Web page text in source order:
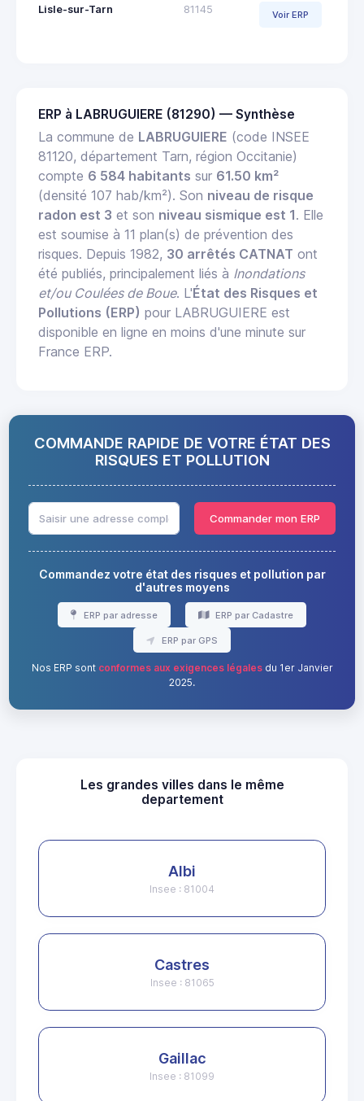
Lisle-sur-Tarn 81145 Voir ERP
ERP à LABRUGUIERE (81290) — Synthèse
La commune de LABRUGUIERE (code INSEE
81120, département Tarn, région Occitanie)
compte 6 584 habitants sur 61.50 km²
(densité 107 hab/km²). Son niveau de risque
radon est 3 et son niveau sismique est 1. Elle
est soumise à 11 plan(s) de prévention des
risques. Depuis 1982, 30 arrêtés CATNAT ont
été publiés, principalement liés à Inondations
et/ou Coulées de Boue. L'État des Risques et
Pollutions (ERP) pour LABRUGUIERE est
disponible en ligne en moins d'une minute sur
France ERP.
COMMANDE RAPIDE DE VOTRE ÉTAT DES
RISQUES ET POLLUTION
Commander mon ERP
Commandez votre état des risques et pollution par
d'autres moyens
ERP par adresse ERP par Cadastre
ERP par GPS
Nos ERP sont conformes aux exigences légalesdu 1er Janvier
2025.
Les grandes villes dans le même
departement
Albi
Insee : 81004
Castres
Insee : 81065
Gaillac
Insee : 81099